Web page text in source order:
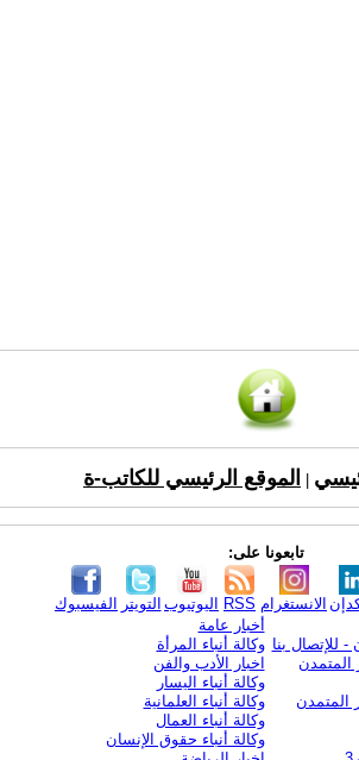
الموقع الرئيسي للكاتب-ة
تابعونا على:
الفيسبوك التويتر اليوتيوب RSS الانستغرام
- للإتصال بنا
المتمدن
المتمدن
أخبار عامة
وكالة أنباء المرأة
اخبار الأدب والفن
وكالة أنباء اليسار
وكالة أنباء العلمانية
وكالة أنباء العمال
وكالة أنباء حقوق الإنسان